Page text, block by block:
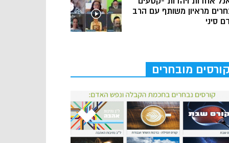
מראיון משותף עם הרב
סיני
קורסים מובחרים